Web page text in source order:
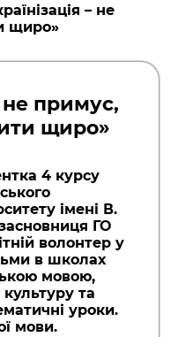
– не
щиро»
не примус,
щиро»
4 курсу
імені В.
ГО
волонтер у
в школах
мовою,
та
уроки.
мови.